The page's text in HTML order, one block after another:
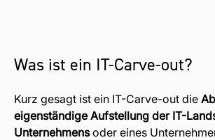
Was ist ein IT-Carve-out?
Kurz gesagt ist ein IT-Carve-out die
eigenständige Aufstellung der IT-
Unternehmensoder eines